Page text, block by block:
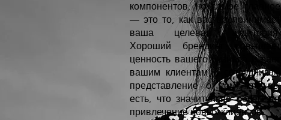
компонентов, но самое главное
— это то, как вас воспринимает
ваша целевая аудитория.
Хороший брендинг повышает
ценность вашего бизнеса и дает
вашим клиентам и сотрудникам
представление о том, кто вы
есть, что значительно облегчает
привлечение новых клиентов.